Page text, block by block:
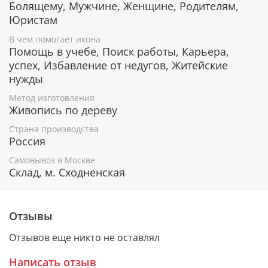
Помощь в поиске нового места работы.
Гарантия подлинности
К каждому живописному образу прикладывается
номерное свидетельство, в котором подробно
расписана вся информация об иконе:
Имя художника,
Материалы, из которых она изготовлена,
Гарантия соответствия канонам Православной
Каждая икона размещается в красивой деревянной
шкатулке из натурального дерева с откидной
крышкой и замочком.
Очень удобно для особого подарка!
Болящему, Мужчине, Женщине, Родителям,
Юристам
В чем помогает икона
Помощь в учебе, Поиск работы, Карьера,
успех, Избавление от недугов, Житейские
нужды
Метод изготовления
Живопись по дереву
Страна производства
Россия
Самовывоз в Москве
Склад, м. Сходненская
Отзывы
Отзывов еще никто не оставлял
Написать отзыв